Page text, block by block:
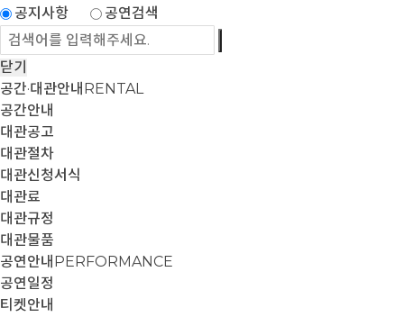
공지사항
공연검색
닫기
공간·대관안내 RENTAL
공간안내
대관공고
대관절차
대관신청서식
대관료
대관규정
대관물품
공연안내 PERFORMANCE
공연일정
티켓안내